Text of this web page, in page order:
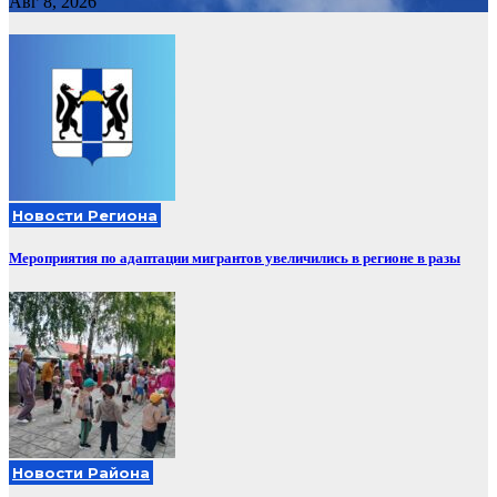
Новости Региона
Мероприятия по адаптации мигрантов увеличились в регионе в разы
Новости Района